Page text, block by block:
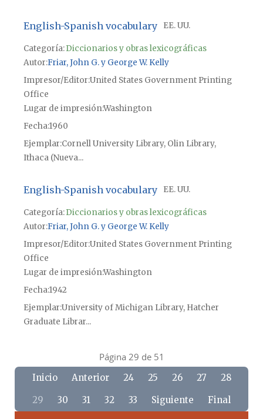
English-Spanish vocabulary EE. UU.
Categoría:Diccionarios y obras lexicográficas
Autor Friar, John G. y George W. Kelly
Impresor/Editor United States Government Printing
Office
Lugar de impresiónWashington
Fecha1960
Ejemplar Cornell University Library, Olin Library,
Ithaca (Nueva...
English-Spanish vocabulary EE. UU.
Categoría:Diccionarios y obras lexicográficas
Autor Friar, John G. y George W. Kelly
Impresor/Editor United States Government Printing
Office
Lugar de impresiónWashington
Fecha1942
Ejemplar University of Michigan Library, Hatcher
Graduate Librar...
Página 29 de 51
Inicio Anterior 24 25 26 27
28
29
30 31 32 33 Siguiente Final